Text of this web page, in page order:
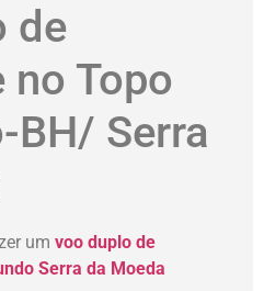
de
no Topo
BH/ Serra
um voo duplo de
Serra da Moeda